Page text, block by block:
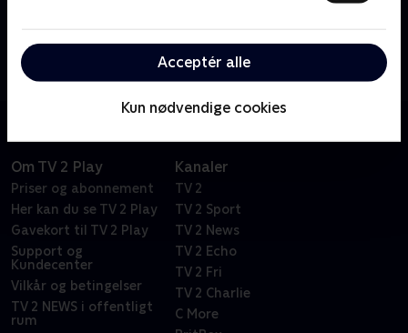
Acceptér alle
Kun nødvendige cookies
unge med forskellig baggrund mødes på en
sommerlejr i denne serie af Molly Nutley.
Om TV 2 Play
Priser og abonnement
Her kan du se TV 2 Play
Gavekort til TV 2 Play
Support og
Kundecenter
Vilkår og betingelser
TV 2 NEWS i offentligt
rum
Kanaler
TV 2
TV 2 Sport
TV 2 News
TV 2 Echo
TV 2 Fri
TV 2 Charlie
C More